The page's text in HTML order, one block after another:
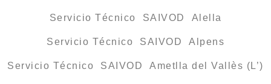
Servicio Técnico SAIVOD Alella
Servicio Técnico SAIVOD Alpens
Servicio Técnico SAIVOD Ametlla del Vallès (L’)